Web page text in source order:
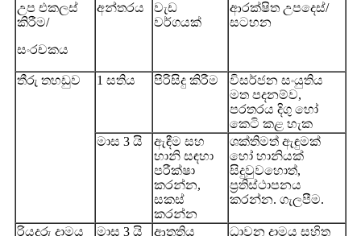
උප එකලස්
කිරීම/
සංරචකය
අන්තරය
වැඩ
වර්ගයක්
ආරක්ෂිත උපදෙස්/
සටහන
තීරු තහඩුව 1 සතිය පිරිසිදු කිරීම
විසර්ජන සංයුතිය
මත පදනම්ව,
පරතරය දිගු හෝ
කෙටි කළ හැක
මාස 3 යි
ඇඳීම සහ
හානි සඳහා
පරීක්ෂා
කරන්න,
සකස්
කරන්න
ශක්තිමත් ඇඳුමක්
හෝ හානියක්
සිදුවුවහොත්,
ප්‍රතිස්ථාපනය
කරන්න. ගැලපීම.
රියදුරු දාමය මාස 3 යි
ආතතිය
ධාවන දාමය සහිත